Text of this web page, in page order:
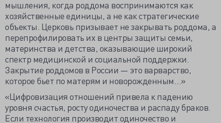
мышления, когда роддома воспринимаются как
хозяйственные единицы, а не как стратегические
объекты. Церковь призывает не закрывать роддома, а
перепрофилировать их в центры защиты семьи,
материнства и детства, оказывающие широкий
спектр медицинской и социальной поддержки.
Закрытие роддомов в России — это варварство,
которое бьет по матерям и новорожденным…»
«Цифровизация отношений привела к падению
уровня счастья, росту одиночества и распаду браков.
Если технология производит одиночество и